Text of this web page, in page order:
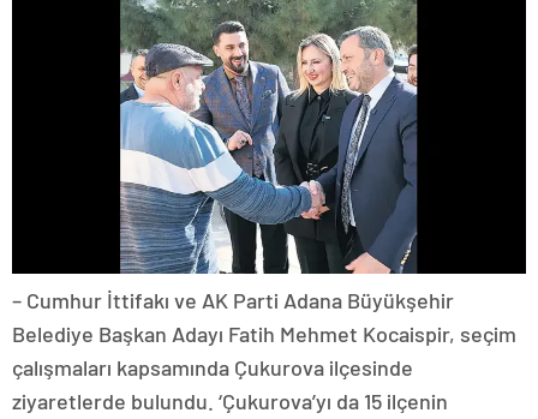
– Cumhur İttifakı ve AK Parti Adana Büyükşehir
Belediye Başkan Adayı Fatih Mehmet Kocaispir, seçim
çalışmaları kapsamında Çukurova ilçesinde
ziyaretlerde bulundu. ‘Çukurova’yı da 15 ilçenin